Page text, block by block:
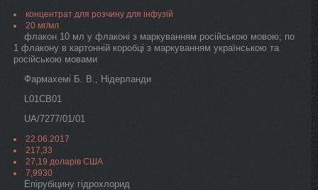
концентрат для розчину для інфузій
20 мг/мл
флакон 10 мл у флаконі з маркуванням російською мовою; по
1 флакону в картонній коробці з маркуванням українською та
російською мовами
Фармахемі Б. В., Нідерланди
L01CB01
UA/7277/01/01
22.06.2017
217,33
27,19 доларів США
7,9930
Епірубіцину гідрохлорид